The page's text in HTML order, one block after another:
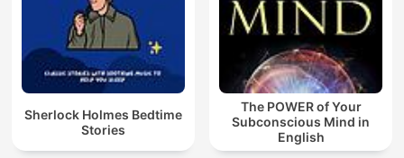
Sherlock Holmes Bedtime
Stories
The POWER of Your
Subconscious Mind in
English